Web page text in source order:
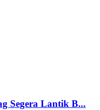
Segera Lantik B...